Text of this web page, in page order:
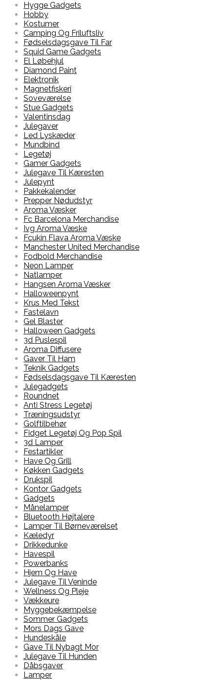
Hygge Gadgets
Hobby
Kostumer
Camping Og Friluftsliv
Fødselsdagsgave Til Far
Squid Game Gadgets
El Løbehjul
Diamond Paint
Elektronik
Magnetfiskeri
Soveværelse
Stue Gadgets
Valentinsdag
Julegaver
Led Lyskæder
Mundbind
Legetøj
Gamer Gadgets
Julegave Til Kæresten
Julepynt
Pakkekalender
Prepper Nødudstyr
Aroma Væsker
Fc Barcelona Merchandise
Ivg Aroma Væske
Fcukin Flava Aroma Væske
Manchester United Merchandise
Fodbold Merchandise
Neon Lamper
Natlamper
Hangsen Aroma Væsker
Halloweenpynt
Krus Med Tekst
Fastelavn
Gel Blaster
Halloween Gadgets
3d Puslespil
Aroma Diffusere
Gaver Til Ham
Teknik Gadgets
Fødselsdagsgave Til Kæresten
Julegadgets
Roundnet
Anti Stress Legetøj
Træningsudstyr
Golftilbehør
Fidget Legetøj Og Pop Spil
3d Lamper
Festartikler
Have Og Grill
Køkken Gadgets
Drukspil
Kontor Gadgets
Gadgets
Månelamper
Bluetooth Højtalere
Lamper Til Børneværelset
Kæledyr
Drikkedunke
Havespil
Powerbanks
Hjem Og Have
Julegave Til Veninde
Wellness Og Pleje
Vækkeure
Myggebekæmpelse
Sommer Gadgets
Mors Dags Gave
Hundeskåle
Gave Til Nybagt Mor
Julegave Til Hunden
Dåbsgaver
Lamper